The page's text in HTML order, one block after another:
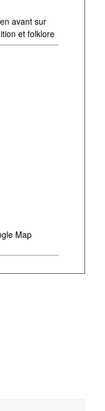
avant sur
et folklore
Map